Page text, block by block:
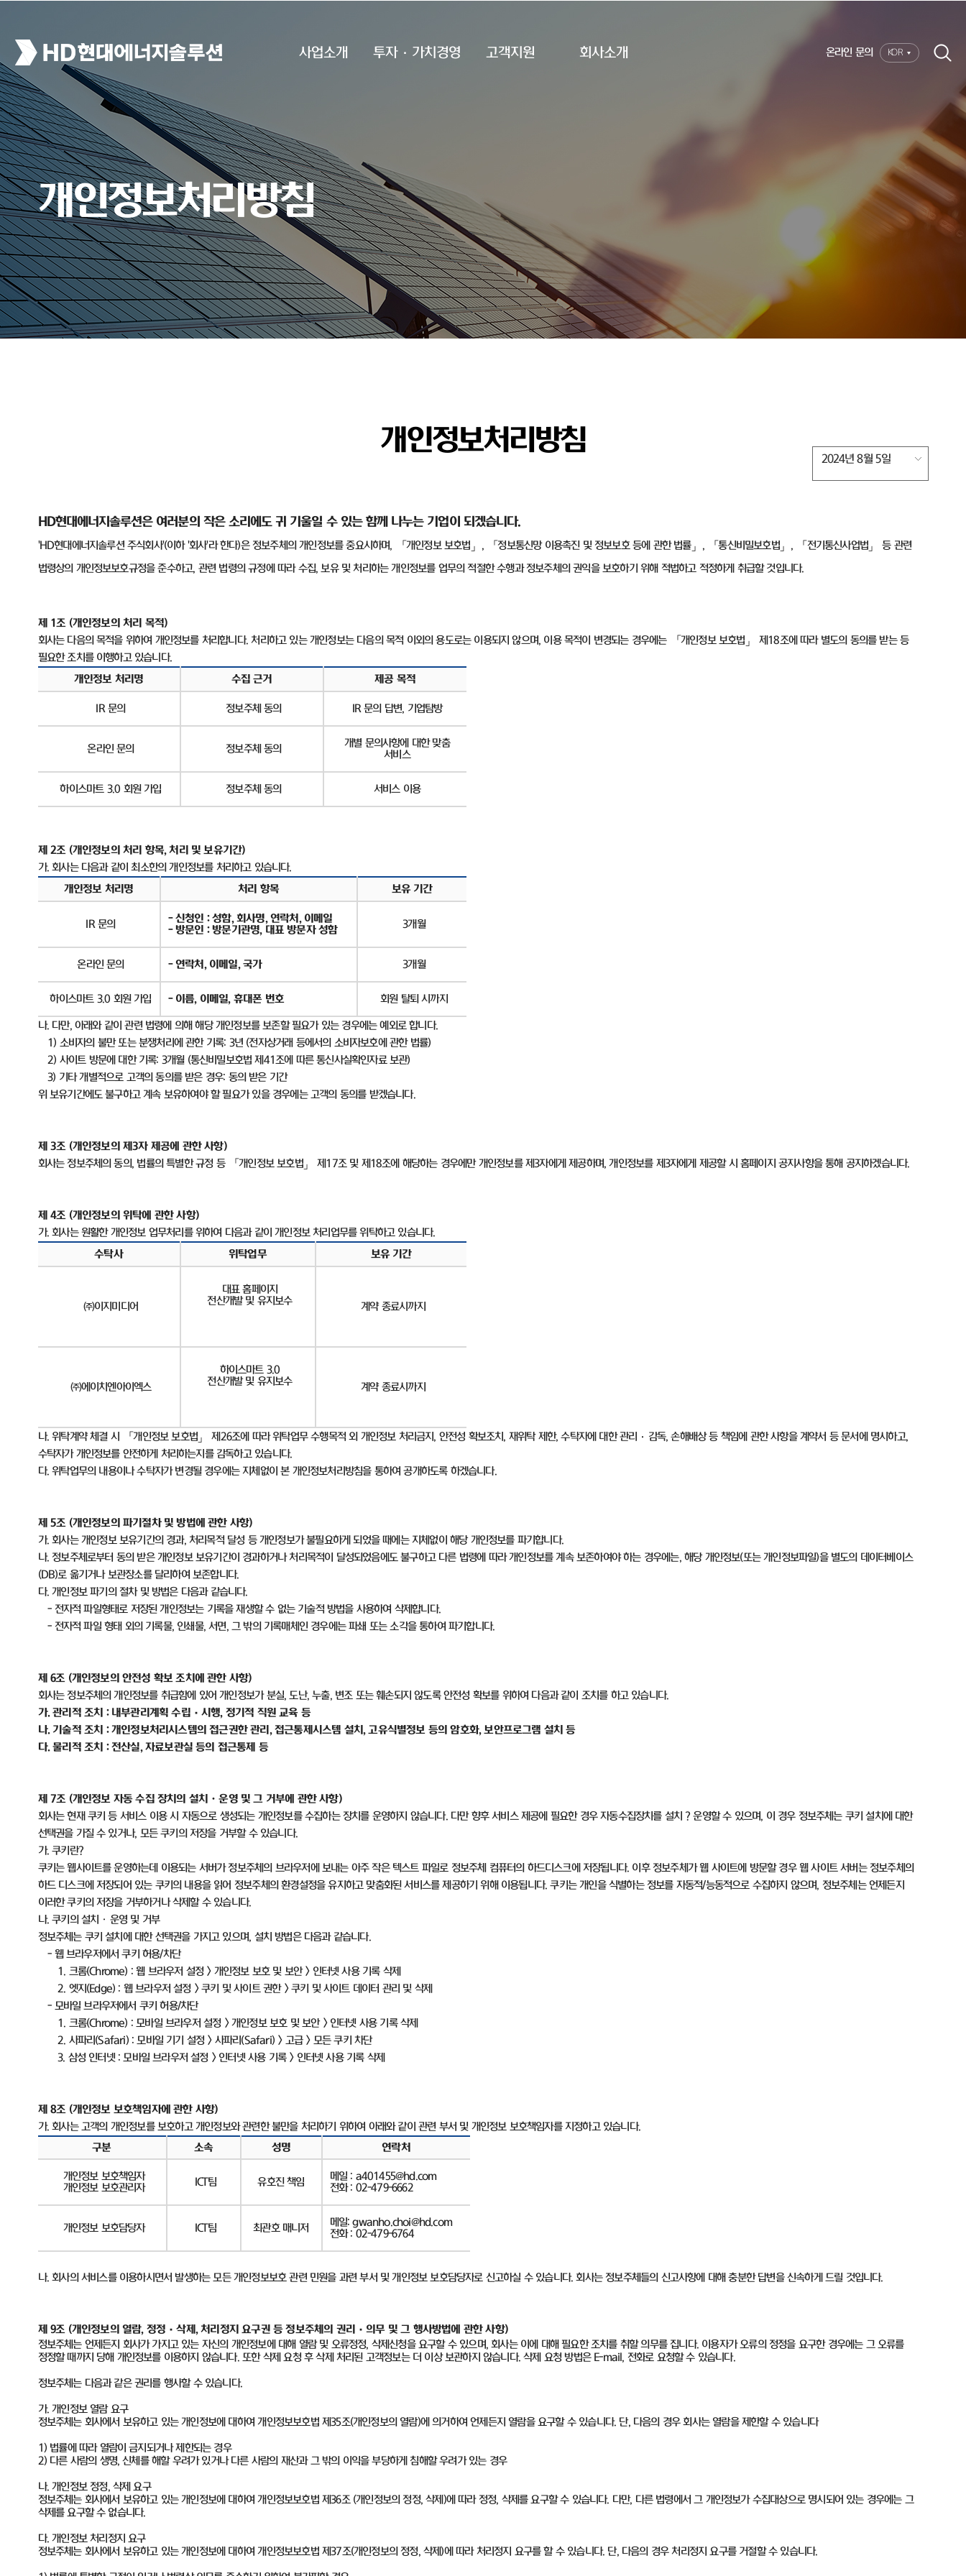
사업소개 투자·가치경영 고객지원 회사소개 온라인 문의 KOR
개인정보처리방침
개인정보처리방침
2024년 8월 5일
HD현대에너지솔루션은 여러분의 작은 소리에도 귀 기울일 수 있는 함께 나누는 기업이 되겠습니다.
'HD현대에너지솔루션 주식회사'(이하'회사'라 한다)은 정보주체의 개인정보를 중요시하며, 「개인정보 보호법」 , 「정보통신망 이용촉진 및 정보보호 등에 관한 법률」 , 「통신비밀보호법」 ,
「전기통신사업법」 등 관련
법령상의 개인정보보호규정을 준수하고, 관련 법령의 규정에 따라 수집, 보유 및 처리하는 개인정보를 업무의 적절한 수행과 정보주체의 권익을 보호하기 위해 적법하고 적정하게 취급할 것입니다.
제 1 조 (개인정보의 처리 목적)
회사는 다음의 목적을 위하여 개인정보를 처리합니다.처리하고 있는 개인정보는 다음의 목적 이외의 용도로는 이용되지 않으며, 이용 목적이 변경되는 경우에는 「개인정보 보호법」 제 18조에 따라 별도의 동의를 받는 등
필요한 조치를 이행하고 있습니다.
개인정보 처리명
수집 근거 제공 목적
IR문의 정보주체 동의 IR문의 답변, 기업탐방
온라인 문의 정보주체 동의
개별 문의사항에 대한 맞춤
서비스
하이스마트 3.0 회원 가입 정보주체 동의 서비스 이용
제 2조 (개인정보의 처리 항목,처리 및 보유기간)
가.회사는 다음과 같이 최소한의 개인정보를 처리하고 있습니다.
개인정보 처리명
처리 항목 보유 기간
IR문의 -신청인 :성함, 회사명, 연락처 , 이메일
-방문인 :방문기관명, 대표 방문자 성함 3개월
온라인 문의 -연락처 , 이메일, 국가 3개월
하이스마트 3.0 회원 가입 - 이름, 이메일, 휴대폰 번호 회원 탈퇴 시까지
나. 다만, 아래와 같이 관련 법령에 의해 해당 개인정보를 보존할 필요가 있는 경우에는 예외로 합니다.
1) 소비자의 불만 또는 분쟁처리에 관한 기록: 3년 (전자상거래 등에서의 소비자보호에 관한 법률)
2) 사이트 방문에 대한 기록: 3개월 (통신비밀보호법 제 41 조에 따른 통신사실확인자료 보관)
3) 기타 개별적으로 고객의 동의를 받은 경우: 동의 받은 기간
위 보유기간에도 불구하고 계속 보유하여야 할 필요가 있을 경우에는 고객의 동의를 받겠습니다.
제 3조 (개인정보의 제3자 제공에 관한 사항)
회사는 정보주체의 동의, 법률의 특별한 규정 등 「개인정보 보호법」 제 17조 및 제 18조에 해당하는 경우에만 개인정보를 제 3자에게 제공하며,개인정보를 제 3자에게 제공할 시 홈페이지 공지사항을 통해 공지하겠습니다.
제 4조 (개인정보의 위탁에 관한 사항)
가.회사는 원활한 개인정보 업무처리를 위하여 다음과 같이 개인정보 처리업무를 위탁하고 있습니다.
수탁사
위탁업무 보유 기간
㈜이지미디어
대표 홈페이지
전산개발 및 유지보수
계약 종료시까지
㈜에이치엔아이엑스
하이스마트 3.0
전산개발 및 유지보수
계약 종료시까지
나.위탁계약 체결 시 「개인정보 보호법」 제 26조에 따라 위탁업무 수행목적 외 개인정보 처리금지 , 안전성 확보조치 , 재위탁 제한,수탁자에 대한 관리 · 감독,손해배상 등 책임에 관한 사항을 계약서 등 문서에 명시하고,
수탁자가 개인정보를 안전하게 처리하는지를 감독하고 있습니다.
다.위탁업무의 내용이나 수탁자가 변경될 경우에는 지체없이 본 개인정보처리방침을 통하여 공개하도록 하겠습니다.
제 5조 (개인정보의 파기절차 및 방법에 관한 사항)
가.회사는 개인정보 보유기간의 경과, 처리목적 달성 등 개인정보가 불필요하게 되었을 때에는 지체없이 해당 개인정보를 파기합니다.
나.정보주체로부터 동의 받은 개인정보 보유기간이 경과하거나 처리목적이 달성되었음에도 불구하고 다른 법령에 따라 개인정보를 계속 보존하여야 하는 경우에는, 해당 개인정보(또는 개인정보파일)을 별도의 데이터베이스
(DB)로 옮기거나 보관장소를 달리하여 보존합니다.
다.개인정보 파기의 절차 및 방법은 다음과 같습니다.
- 전자적 파일형태로 저장된 개인정보는 기록을 재생할 수 없는 기술적 방법을 사용하여 삭제합니다.
- 전자적 파일 형태 외의 기록물, 인쇄물,서면,그 밖의 기록매체인 경우에는 파쇄 또는 소각을 통하여 파기합니다.
제 6조 (개인정보의 안전성 확보 조치에 관한 사항)
회사는 정보주체의 개인정보를 취급함에 있어 개인정보가 분실, 도난,누출, 변조 또는 훼손되지 않도록 안전성 확보를 위하여 다음과 같이 조치를 하고 있습니다.
가.관리적 조치 : 내부관리계획 수립· 시행, 정기적 직원 교육 등
나. 기술적 조치 :개인정보처리시스템의 접근권한 관리 , 접근통제시스템 설치 , 고유식별정보 등의 암호화, 보안프로그램 설치 등
다.물리적 조치 :전산실, 자료보관실 등의 접근통제 등
제 7조 (개인정보 자동 수집 장치의 설치ㆍ운영 및 그 거부에 관한 사항)
회사는 현재 쿠키 등 서비스 이용 시 자동으로 생성되는 개인정보를 수집하는 장치를 운영하지 않습니다. 다만 향후 서비스 제공에 필요한 경우 자동수집장치를 설치 ？운영할 수 있으며, 이 경우 정보주체는 쿠키 설치에 대한
선택권을 가질 수 있거나, 모든 쿠키의 저장을 거부할 수 있습니다.
가.쿠키란?
쿠키는 웹사이트를 운영하는데 이용되는 서버가 정보주체의 브라우저에 보내는 아주 작은 텍스트 파일로 정보주체 컴퓨터의 하드디스크에 저장됩니다. 이후 정보주체가 웹 사이트에 방문할 경우 웹 사이트 서버는 정보주체의
하드 디스크에 저장되어 있는 쿠키의 내용을 읽어 정보주체의 환경설정을 유지하고 맞춤화된 서비스를 제공하기 위해 이용됩니다.쿠키는 개인을 식별하는 정보를 자동적/능동적으로 수집하지 않으며, 정보주체는 언제든지
이러한 쿠키의 저장을 거부하거나 삭제할 수 있습니다.
나.쿠키의 설치ㆍ운영 및 거부
정보주체는 쿠키 설치에 대한 선택권을 가지고 있으며, 설치 방법은 다음과 같습니다.
- 웹 브라우저에서 쿠키 허용/차단
1. 크롬(Chrome) :웹 브라우저 설정> 개인정보 보호 및 보안> 인터넷 사용 기록 삭제
2. 엣지 (Edge) : 웹 브라우저 설정>쿠키 및 사이트 권한>쿠키 및 사이트 데이터 관리 및 삭제
- 모바일 브라우저에서 쿠키 허용/차단
1. 크롬(Chrome) : 모바일 브라우저 설정>개인정보 보호 및 보안> 인터넷 사용 기록 삭제
2. 사파리 (Safari) : 모바일 기기 설정> 사파리 (Safari) > 고급> 모든 쿠키 차단
3. 삼성 인터넷: 모바일 브라우저 설정> 인터넷 사용 기록> 인터넷 사용 기록 삭제
제 8조 (개인정보 보호책임자에 관한 사항)
가.회사는 고객의 개인정보를 보호하고 개인정보와 관련한 불만을 처리하기 위하여 아래와 같이 관련 부서 및 개인정보 보호책임자를 지정하고 있습니다.
구분
소속 성명 연락처
개인정보 보호책임자
개인정보 보호관리자
ICT팀 유호진 책임 메일 : a401455@hd.com
전화: 02-479-6662
개인정보 보호담당자 ICT팀 최관호 매니저 메일:gwanho.choi@hd.com
전화: 02-479-6764
나.회사의 서비스를 이용하시면서 발생하는 모든 개인정보보호 관련 민원을 과련 부서 및 개인정보 보호담당자로 신고하실 수 있습니다.회사는 정보주체들의 신고사항에 대해 충분한 답변을 신속하게 드릴 것입니다.
제 9조 (개인정보의 열람, 정정 ·삭제, 처리정지 요구권 등 정보주체의 권리·의무 및 그 행사방법에 관한 사항)
정보주체는 언제든지 회사가 가지고 있는 자신의 개인정보에 대해 열람 및 오류정정, 삭제신청을 요구할 수 있으며, 회사는 이에 대해 필요한 조치를 취할 의무를 집니다. 이용자가 오류의 정정을 요구한 경우에는 그 오류를
정정할 때까지 당해 개인정보를 이용하지 않습니다. 또한 삭제 요청 후 삭제 처리된 고객정보는 더 이상 보관하지 않습니다. 삭제 요청 방법은 E-mail, 전화로 요청할 수 있습니다.
정보주체는 다음과 같은 권리를 행사할 수 있습니다.
가. 개인정보 열람 요구
정보주체는 회사에서 보유하고 있는 개인정보에 대하여 개인정보보호법 제35조(개인정보의 열람)에 의거하여 언제든지 열람을 요구할 수 있습니다. 단, 다음의 경우 회사는 열람을 제한할 수 있습니다
1) 법률에 따라 열람이 금지되거나 제한되는 경우
2) 다른 사람의 생명, 신체를 해할 우려가 있거나 다른 사람의 재산과 그 밖의 이익을 부당하게 침해할 우려가 있는 경우
나. 개인정보 정정, 삭제 요구
정보주체는 회사에서 보유하고 있는 개인정보에 대하여 개인정보보호법 제36조 (개인정보의 정정, 삭제)에 따라 정정, 삭제를 요구할 수 있습니다. 다만, 다른 법령에서 그 개인정보가 수집대상으로 명시되어 있는 경우에는 그
삭제를 요구할 수 없습니다.
다. 개인정보 처리정지 요구
정보주체는 회사에서 보유하고 있는 개인정보에 대하여 개인정보보호법 제37조(개인정보의 정정, 삭제)에 따라 처리정지 요구를 할 수 있습니다. 단, 다음의 경우 처리정지 요구를 거절할 수 있습니다.